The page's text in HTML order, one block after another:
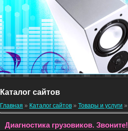
Каталог сайтов
Главная » Каталог сайтов » Товары и услуги »
Диагностика грузовиков. Звоните!